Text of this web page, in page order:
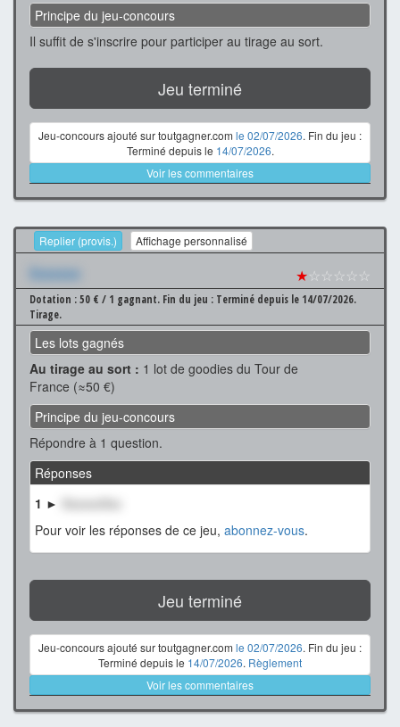
Principe du jeu-concours
Il suffit de s'inscrire pour participer au tirage au sort.
Jeu terminé
Jeu-concours ajouté sur toutgagner.com le 02/07/2026. Fin du jeu :
Terminé depuis le 14/07/2026.
Voir les commentaires
Replier (provis.) Affichage personnalisé
Xxxxxxx ★☆☆☆☆☆
Dotation : 50 € / 1 gagnant. Fin du jeu : Terminé depuis le 14/07/2026.
Tirage.
Les lots gagnés
Au tirage au sort : 1 lot de goodies du Tour de
France (≈50 €)
Principe du jeu-concours
Répondre à 1 question.
Réponses
1 ►
XxxxxxXxx
Pour voir les réponses de ce jeu, abonnez-vous.
Jeu terminé
Jeu-concours ajouté sur toutgagner.com le 02/07/2026. Fin du jeu :
Terminé depuis le 14/07/2026. Règlement
Voir les commentaires